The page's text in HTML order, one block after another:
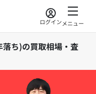
ログインメニュー
ち)の買取相場・査